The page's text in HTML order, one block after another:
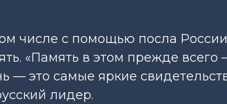
числе с помощью посла
«Память в этом прежде
— это самые яркие
лидер.